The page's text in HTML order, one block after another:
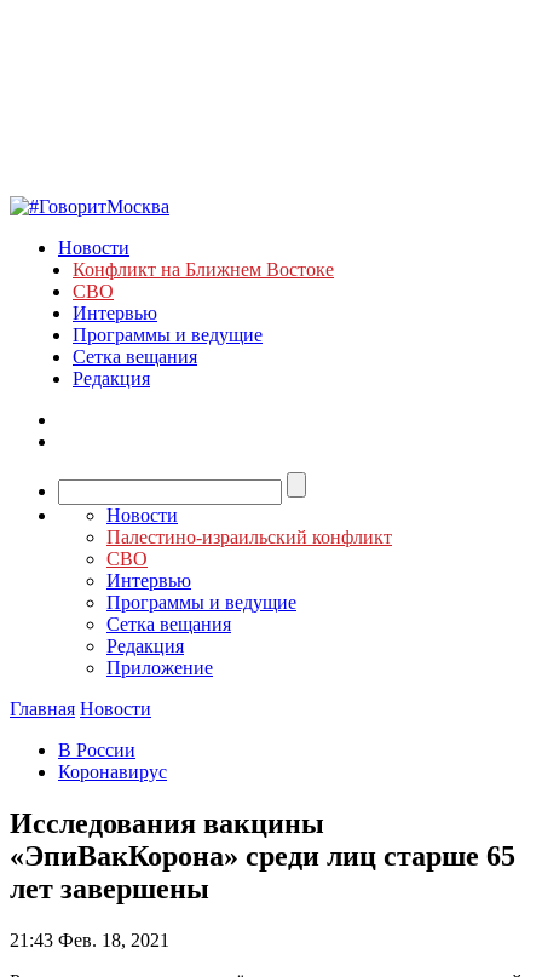
Новости
Конфликт на Ближнем Востоке
СВО
Интервью
Программы и ведущие
Сетка вещания
Редакция
Новости
Палестино-израильский конфликт
СВО
Интервью
Программы и ведущие
Сетка вещания
Редакция
Приложение
Главная Новости
В России
Коронавирус
Исследования вакцины
«ЭпиВакКорона» среди лиц старше 65
лет завершены
21:43 Фев. 18, 2021